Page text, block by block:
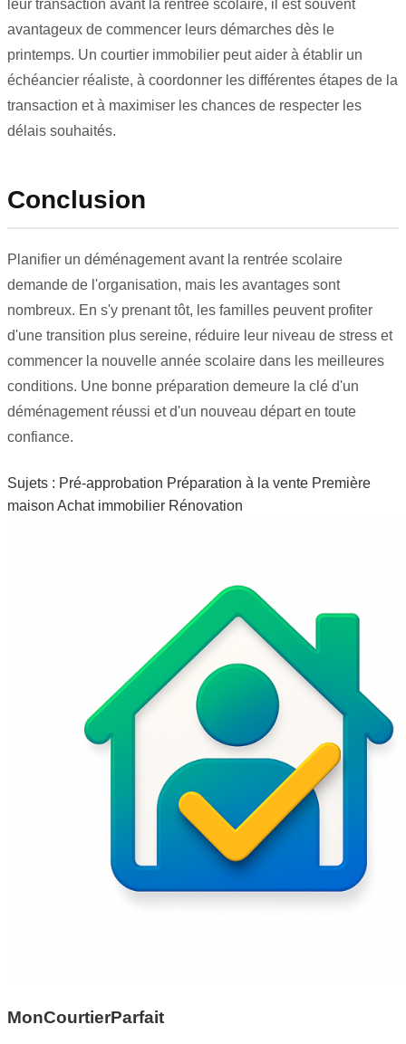
leur transaction avant la rentrée scolaire, il est souvent
avantageux de commencer leurs démarches dès le
printemps. Un courtier immobilier peut aider à établir un
échéancier réaliste, à coordonner les différentes étapes de la
transaction et à maximiser les chances de respecter les
délais souhaités.
Conclusion
Planifier un déménagement avant la rentrée scolaire
demande de l'organisation, mais les avantages sont
nombreux. En s'y prenant tôt, les familles peuvent profiter
d'une transition plus sereine, réduire leur niveau de stress et
commencer la nouvelle année scolaire dans les meilleures
conditions. Une bonne préparation demeure la clé d'un
déménagement réussi et d'un nouveau départ en toute
confiance.
Sujets : Pré-approbation Préparation à la vente Première
maison Achat immobilier Rénovation
MonCourtierParfait